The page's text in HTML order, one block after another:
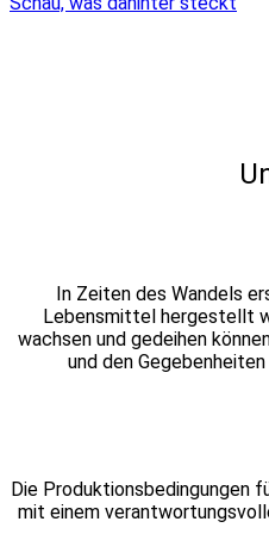
In Zeiten des Wandels
Lebensmittel hergestellt
wachsen und gedeihen
und den
Die Produktionsbedingungen
mit einem